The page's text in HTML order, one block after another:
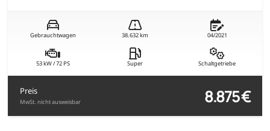
Gebrauchtwagen 38.632 km 04/2021
53 kW / 72 PS Super Schaltgetriebe
Preis
MwSt. nicht ausweisbar 8.875 €